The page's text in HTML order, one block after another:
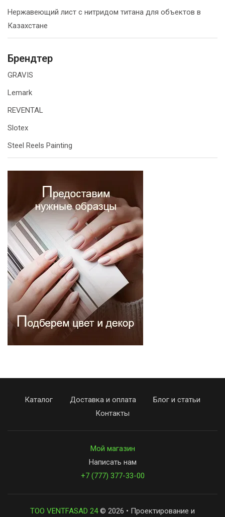
Нержавеющий лист с нитридом титана для объектов в
Казахстане
Брендтер
GRAVIS
Lemark
REVENTAL
Slotex
Steel Reels Painting
Каталог Доставка и оплата
Блог и статьи
Контакты
Мой магазин
Написать нам
+7 (777) 377-33-00
ТОО VENTFASAD 24© 2026 • Проектирование и